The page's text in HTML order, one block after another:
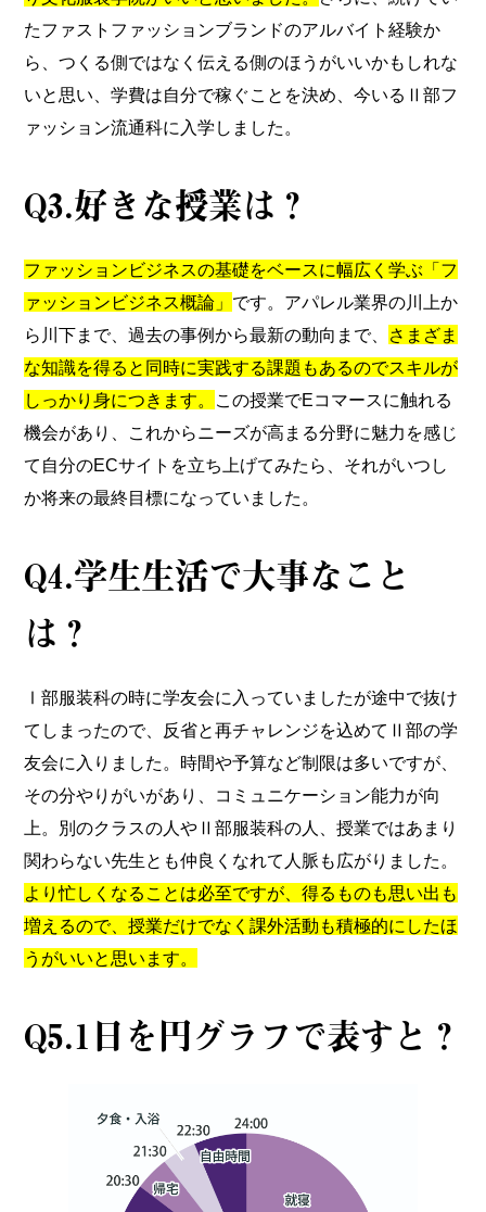
たファストファッションブランドのアルバイト経験か
ら、つくる側ではなく伝える側のほうがいいかもしれな
いと思い、学費は自分で稼ぐことを決め、今いるⅡ部フ
ァッション流通科に入学しました。
Q3.好きな授業は？
ファッションビジネスの基礎をベースに幅広く学ぶ「フ
ァッションビジネス概論」 です。アパレル業界の川上か
ら川下まで、過去の事例から最新の動向まで、 さまざま
な知識を得ると同時に実践する課題もあるのでスキルが
しっかり身につきます。 この授業でEコマースに触れる
機会があり、これからニーズが高まる分野に魅力を感じ
て自分のECサイトを立ち上げてみたら、それがいつし
か将来の最終目標になっていました。
Q4.学⽣⽣活で大事なこと
は？
Ⅰ部服装科の時に学友会に入っていましたが途中で抜け
てしまったので、反省と再チャレンジを込めてⅡ部の学
友会に入りました。時間や予算など制限は多いですが、
その分やりがいがあり、コミュニケーション能力が向
上。別のクラスの人やⅡ部服装科の人、授業ではあまり
関わらない先生とも仲良くなれて人脈も広がりました。
より忙しくなることは必至ですが、得るものも思い出も
増えるので、授業だけでなく課外活動も積極的にしたほ
うがいいと思います。
Q5.1日を円グラフで表すと？